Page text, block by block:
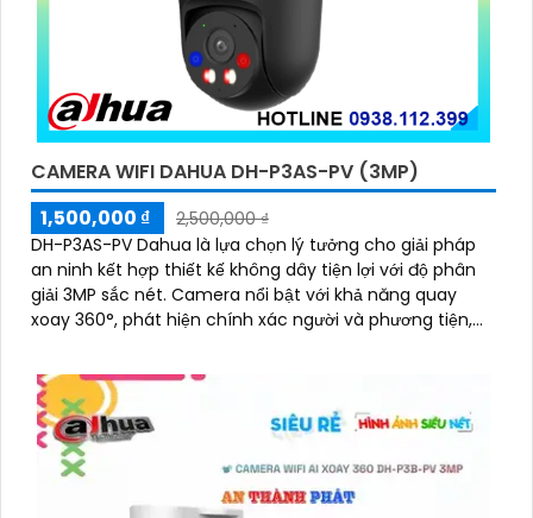
CAMERA WIFI DAHUA DH-P3AS-PV (3MP)
1,500,000 ₫
2,500,000 ₫
DH-P3AS-PV Dahua là lựa chọn lý tưởng cho giải pháp
an ninh kết hợp thiết kế không dây tiện lợi với độ phân
giải 3MP sắc nét. Camera nổi bật với khả năng quay
xoay 360°, phát hiện chính xác người và phương tiện,